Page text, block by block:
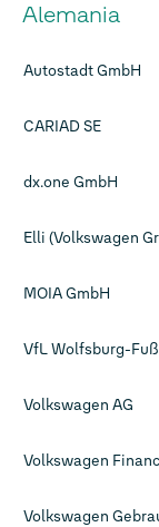
Alemania
Autostadt GmbH
CARIAD SE
dx.one GmbH
Elli (Volkswagen
MOIA GmbH
VfL Wolfsburg-
Volkswagen AG
Volkswagen
Volkswagen